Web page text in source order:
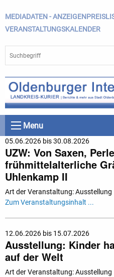
MEDIADATEN -
VERANSTALTUNGSKALENDER
Menu
05.06.2026 bis 30.08.2026
UZW: Von Saxen,
frühmittelalterliche
Uhlenkamp II
Art der Veranstaltung: Ausstellung
Zum Veranstaltungsinhalt ...
12.06.2026 bis 15.07.2026
Ausstellung: Kinder
auf der Welt
Art der Veranstaltung: Ausstellung